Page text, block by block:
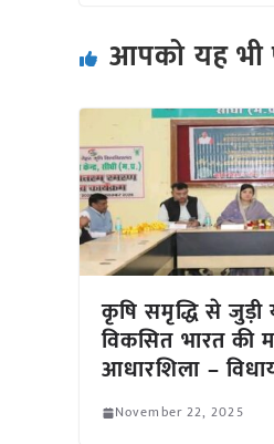
आपको यह
कृषि समृद्धि से जुड़ी
विकसित भारत की
आधारशिला –
November 22, 2025